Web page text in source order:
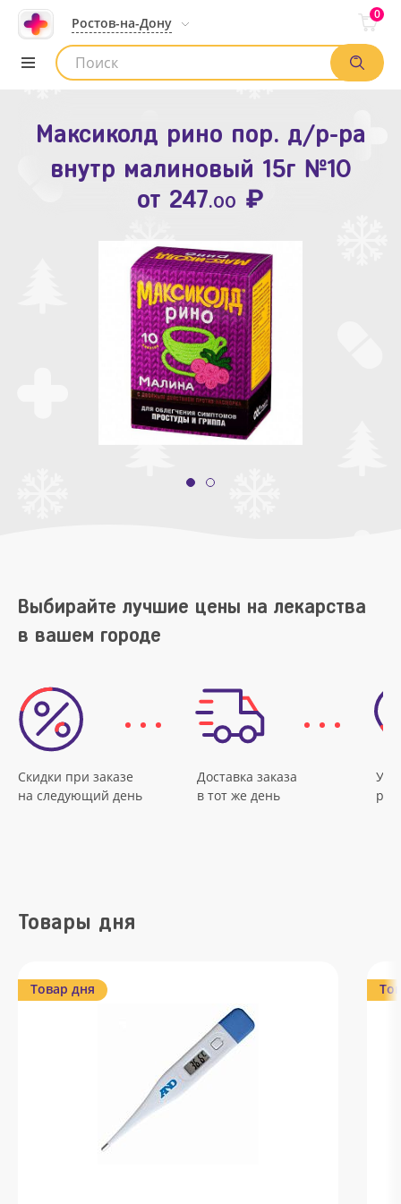
Ростов-на-Дону
0
Список аптек
Максиколд рино пор. д/р-ра
внутр малиновый 15г №10
от 247.00 ₽
Зодак таб. п.п.о. 10мг №10
от109.80 ₽
Выбирайте лучшие цены на лекарства
в вашем городе
Скидки при заказе
на следующий день
Доставка заказа
в тот же день
Товары дня
Товар дня